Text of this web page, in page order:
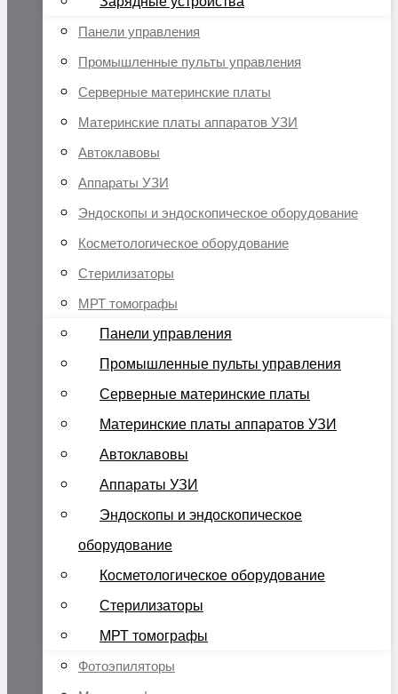
Панели управления
Промышленные пульты управления
Серверные материнские платы
Материнские платы аппаратов УЗИ
Автоклавовы
Аппараты УЗИ
Эндоскопы и эндоскопическое оборудование
Косметологическое оборудование
Стерилизаторы
МРТ томографы
Панели управления
Промышленные пульты управления
Серверные материнские платы
Материнские платы аппаратов УЗИ
Автоклавовы
Аппараты УЗИ
Эндоскопы и эндоскопическое
оборудование
Косметологическое оборудование
Стерилизаторы
МРТ томографы
Фотоэпиляторы